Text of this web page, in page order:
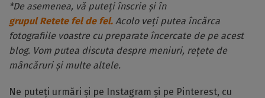
*De asemenea, vă puteți înscrie și în
grupul Retete fel de fel. Acolo veți putea încărca
fotografiile voastre cu preparate încercate de pe acest
blog. Vom putea discuta despre meniuri, rețete de
mâncăruri și multe altele.
Ne puteți urmări și pe Instagram și pe Pinterest, cu